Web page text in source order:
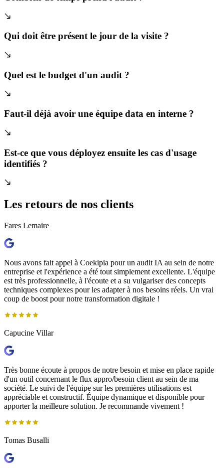
Qui doit être présent le jour de la visite ?
Quel est le budget d'un audit ?
Faut-il déjà avoir une équipe data en interne ?
Est-ce que vous déployez ensuite les cas d'usage
identifiés ?
Les retours de nos clients
Fares Lemaire
Nous avons fait appel à Coekipia pour un audit IA au sein de notre
entreprise et l'expérience a été tout simplement excellente. L'équipe
est très professionnelle, à l'écoute et a su vulgariser des concepts
techniques complexes pour les adapter à nos besoins réels. Un vrai
coup de boost pour notre transformation digitale !
Capucine Villar
Très bonne écoute à propos de notre besoin et mise en place rapide
d'un outil concernant le flux appro/besoin client au sein de ma
société. Le suivi de l'équipe sur les premières utilisations est
appréciable et constructif. Équipe dynamique et disponible pour
apporter la meilleure solution. Je recommande vivement !
Tomas Busalli